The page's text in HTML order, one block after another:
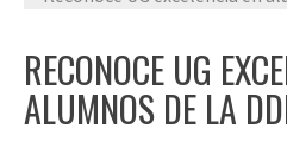
RECONOCE UG
ALUMNOS DE LA